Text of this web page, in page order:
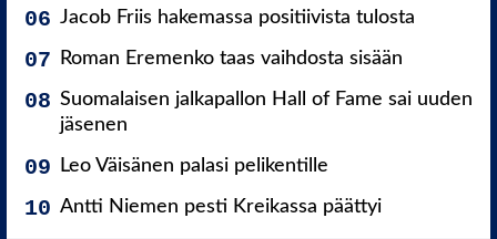
Jacob Friis hakemassa positiivista tulosta
Roman Eremenko taas vaihdosta sisään
Suomalaisen jalkapallon Hall of Fame sai uuden
jäsenen
Leo Väisänen palasi pelikentille
Antti Niemen pesti Kreikassa päättyi